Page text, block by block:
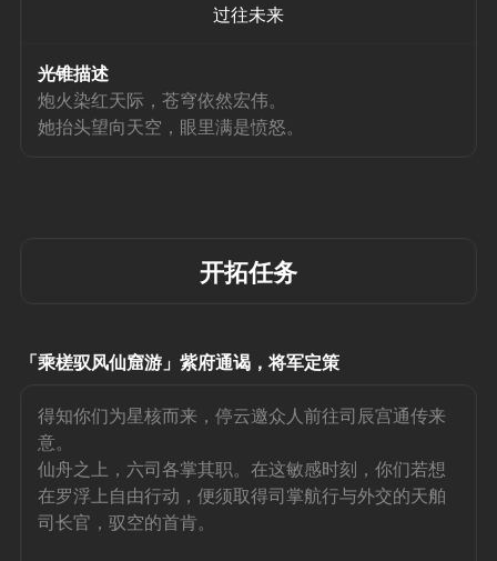
过往未来
光锥描述
炮火染红天际，苍穹依然宏伟。
她抬头望向天空，眼里满是愤怒。
开拓任务
「乘槎驭风仙窟游」紫府通谒，将军定策
得知你们为星核而来，停云邀众人前往司辰宫通传来
意。
仙舟之上，六司各掌其职。在这敏感时刻，你们若想
在罗浮上自由行动，便须取得司掌航行与外交的天舶
司长官，驭空的首肯。